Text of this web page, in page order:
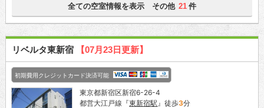
全ての空室情報を表示 その他 21 件
リベルタ東新宿 【07月23日更新】
初期費用クレジットカード決済可能
東京都新宿区新宿6-26-4
都営大江戸線『東新宿駅 』徒歩3分